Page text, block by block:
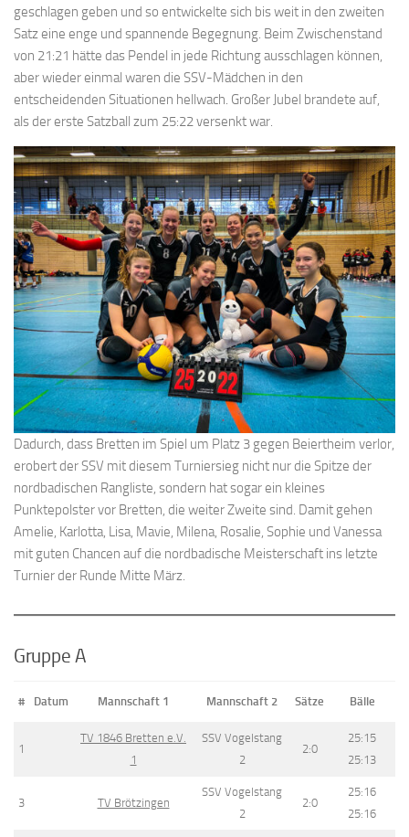
geschlagen geben und so entwickelte sich bis weit in den zweiten
Satz eine enge und spannende Begegnung. Beim Zwischenstand
von 21:21 hätte das Pendel in jede Richtung ausschlagen können,
aber wieder einmal waren die SSV-Mädchen in den
entscheidenden Situationen hellwach. Großer Jubel brandete auf,
als der erste Satzball zum 25:22 versenkt war.
Dadurch, dass Bretten im Spiel um Platz 3 gegen Beiertheim verlor,
erobert der SSV mit diesem Turniersieg nicht nur die Spitze der
nordbadischen Rangliste, sondern hat sogar ein kleines
Punktepolster vor Bretten, die weiter Zweite sind. Damit gehen
Amelie, Karlotta, Lisa, Mavie, Milena, Rosalie, Sophie und Vanessa
mit guten Chancen auf die nordbadische Meisterschaft ins letzte
Turnier der Runde Mitte März.
Gruppe A
# Datum Mannschaft 1 Mannschaft 2 Sätze Bälle
1
TV 1846 Bretten e.V.
1
SSV Vogelstang
2
2:0
25:15
25:13
3 TV Brötzingen
SSV Vogelstang
2
2:0
25:16
25:16